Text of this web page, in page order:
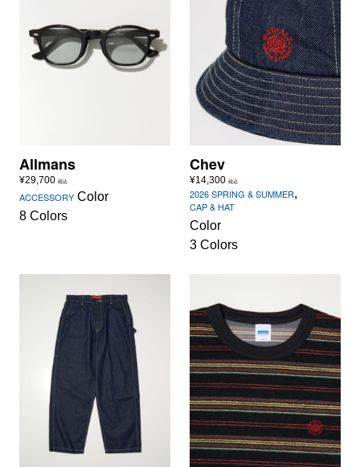
Allmans
¥29,700 税込
ACCESSORY Color
8 Colors
Chev
¥14,300 税込
2026 SPRING & SUMMER,
CAP & HAT
Color
3 Colors